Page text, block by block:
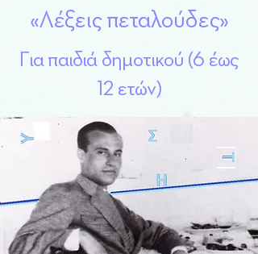
«Λέξεις πεταλούδες»
Για παιδιά δημοτικού (6 έως
12 ετών)